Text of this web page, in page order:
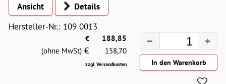
Ansicht
Details
Hersteller-Nr.: 109 0013
€
188,85
(ohne MwSt) € 158,70
zzgl. Versandkosten